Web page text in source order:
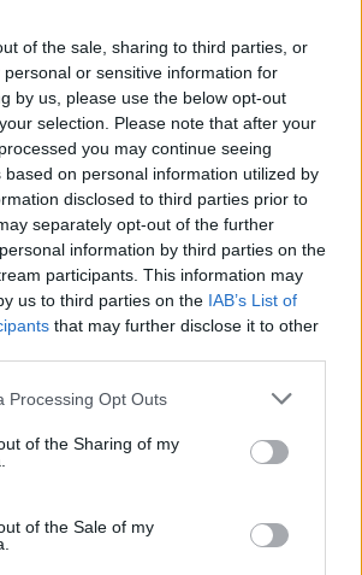
of the sale, sharing to third parties, or
or sensitive information for
by us, please use the below opt-out
selection. Please note that after your
you may continue seeing
based on personal information utilized by
disclosed to third parties prior to
separately opt-out of the further
information by third parties on the
participants. This information may
us to third parties on the IAB’s List of
that may further disclose it to other
Processing Opt Outs
of the Sharing of my
of the Sale of my